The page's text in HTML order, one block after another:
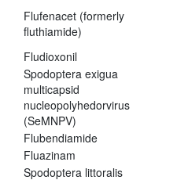
Flufenacet (formerly
fluthiamide)
Fludioxonil
Spodoptera exigua
multicapsid
nucleopolyhedorvirus
(SeMNPV)
Flubendiamide
Fluazinam
Spodoptera littoralis